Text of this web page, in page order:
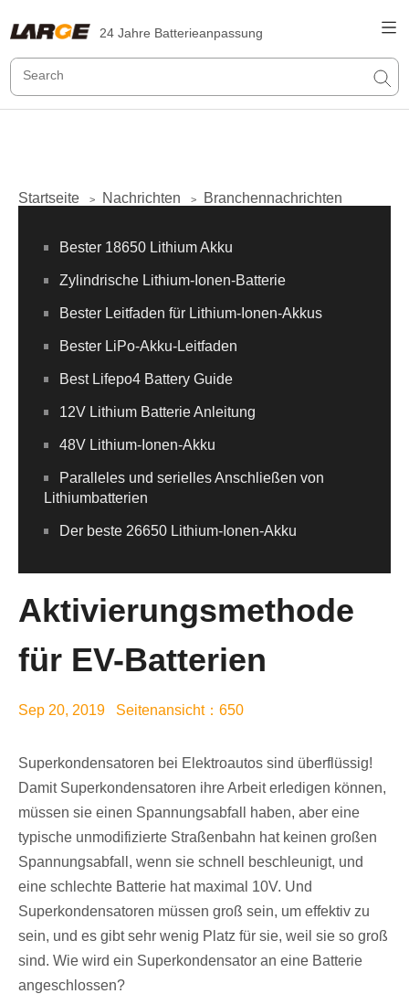
24 Jahre Batterieanpassung
Startseite > Nachrichten > Branchennachrichten
Bester 18650 Lithium Akku
Zylindrische Lithium-Ionen-Batterie
Bester Leitfaden für Lithium-Ionen-Akkus
Bester LiPo-Akku-Leitfaden
Best Lifepo4 Battery Guide
12V Lithium Batterie Anleitung
48V Lithium-Ionen-Akku
Paralleles und serielles Anschließen von
Lithiumbatterien
Der beste 26650 Lithium-Ionen-Akku
Aktivierungsmethode
für EV-Batterien
Sep 20, 2019 Seitenansicht：650
Superkondensatoren bei Elektroautos sind überflüssig!
Damit Superkondensatoren ihre Arbeit erledigen können,
müssen sie einen Spannungsabfall haben, aber eine
typische unmodifizierte Straßenbahn hat keinen großen
Spannungsabfall, wenn sie schnell beschleunigt, und
eine schlechte Batterie hat maximal 10V. Und
Superkondensatoren müssen groß sein, um effektiv zu
sein, und es gibt sehr wenig Platz für sie, weil sie so groß
sind. Wie wird ein Superkondensator an eine Batterie
angeschlossen?